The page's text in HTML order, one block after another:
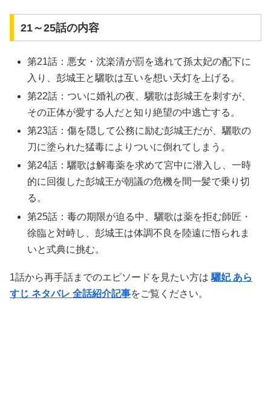
21～25話の内容
第21話：悪女・沈楽清が罰を逃れて孫太妃の配下に
入り、彭城王と驪歌は互いを想い天灯を上げる。
第22話：ついに婚礼の夜、驪歌は彭城王を刺すが、
その正体が愛する人だと知り絶望の中逃亡する。
第23話：傷を隠して公務に励む彭城王だが、驪歌の
刀に塗られた猛毒によりついに倒れてしまう。
第24話：驪歌は解毒薬を求めて宮中に潜入し、一時
的に回復した彭城王が朝議の危機を間一髪で乗り切
る。
第25話：毒の期限が迫る中、驪歌は薬を拒む師匠・
徐臨と対峙し、彭城王は体調不良を陸遠に悟られま
いと式典に挑む。
1話から再手話までのエピソードを見たい方は 驪妃 あら
すじ ネタバレ 全話紹介記事をご覧ください。